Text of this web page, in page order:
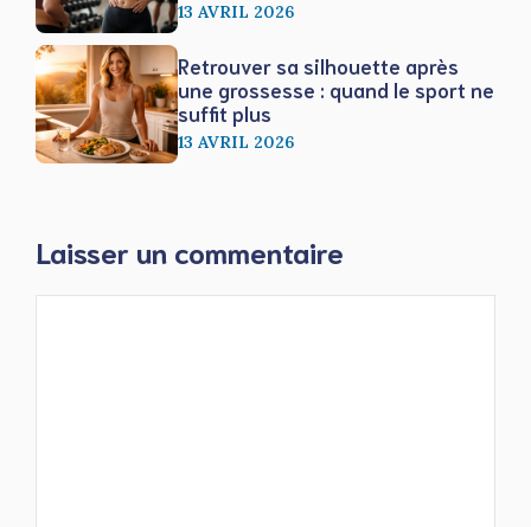
13 AVRIL 2026
Retrouver sa silhouette après
une grossesse : quand le sport ne
suffit plus
13 AVRIL 2026
Laisser un commentaire